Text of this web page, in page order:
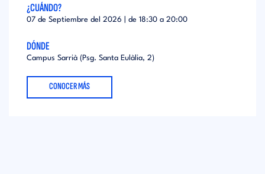
¿CUÁNDO?
07 de Septiembre del 2026 | de 18:30 a 20:00
DÓNDE
Campus Sarrià (Psg. Santa Eulàlia, 2)
CONOCER MÁS